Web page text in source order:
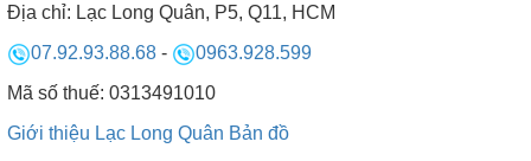
Địa chỉ: Lạc Long Quân, P5, Q11, HCM
07.92.93.88.68 -
0963.928.599
Mã số thuế: 0313491010
Giới thiệu Lạc Long Quân Bản đồ